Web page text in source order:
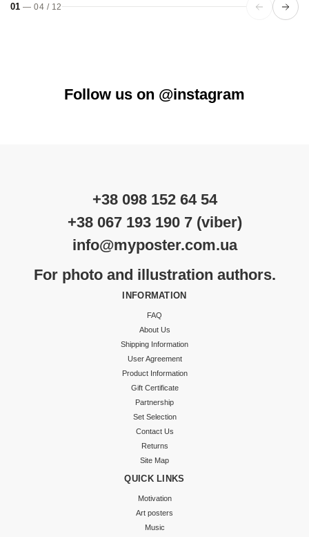
01 —04 / 12
Follow us on @instagram
+38 098 152 64 54
+38 067 193 190 7 (viber)
info@myposter.com.ua
For photo and illustration authors.
INFORMATION
FAQ
About Us
Shipping Information
User Agreement
Product Information
Gift Certificate
Partnership
Set Selection
Contact Us
Returns
Site Map
QUICK LINKS
Motivation
Art posters
Music